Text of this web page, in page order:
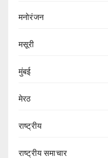
मनोरंजन
मसूरी
मुंबई
मेरठ
राष्ट्रीय
राष्ट्रीय समाचार